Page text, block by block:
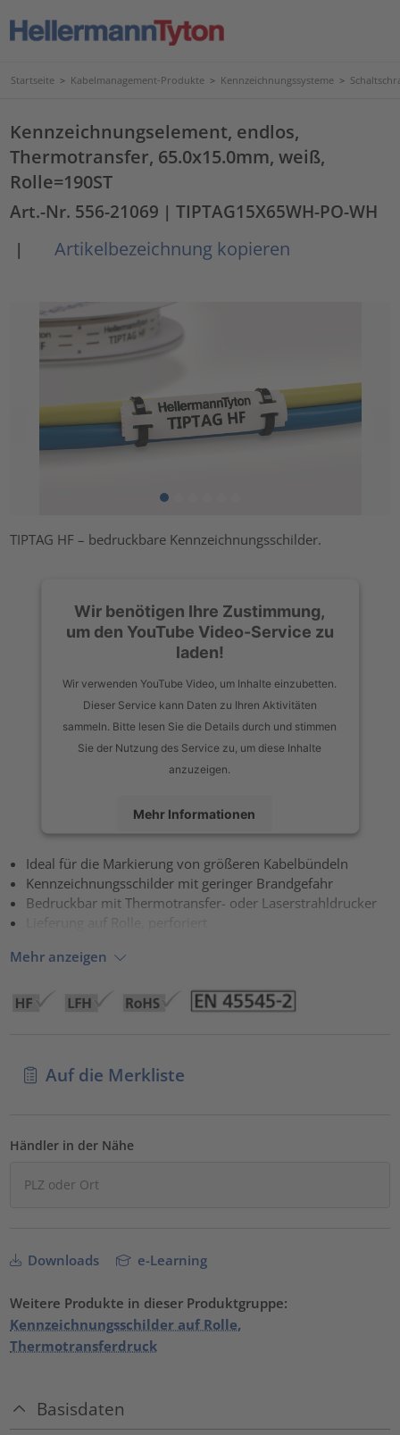
Startseite > Kabelmanagement-Produkte > Kennzeichnungssysteme >
Kennzeichnungselement, endlos,
Thermotransfer, 65.0x15.0mm, weiß,
Rolle=190ST
Art.-Nr. 556-21069 | TIPTAG15X65WH-PO-WH
|
Artikelbezeichnung kopieren
TIPTAG HF – bedruckbare Kennzeichnungsschilder.
Wir benötigen Ihre Zustimmung,
um den YouTube Video-Service zu
laden!
Wir verwenden YouTube Video, um Inhalte einzubetten.
Dieser Service kann Daten zu Ihren Aktivitäten
sammeln. Bitte lesen Sie die Details durch und stimmen
Sie der Nutzung des Service zu, um diese Inhalte
anzuzeigen.
Mehr Informationen
Akzeptieren
powered byUsercentrics Consent Management Platform
Ideal für die Markierung von größeren Kabelbündeln
Kennzeichnungsschilder mit geringer Brandgefahr
Bedruckbar mit Thermotransfer- oder Laserstrahldrucker
Lieferung auf Rolle, perforiert
Mehr anzeigen
Auf die Merkliste
Händler in der Nähe
Downloads e-Learning
Weitere Produkte in dieser Produktgruppe:
Kennzeichnungsschilder auf Rolle,
Thermotransferdruck
Basisdaten